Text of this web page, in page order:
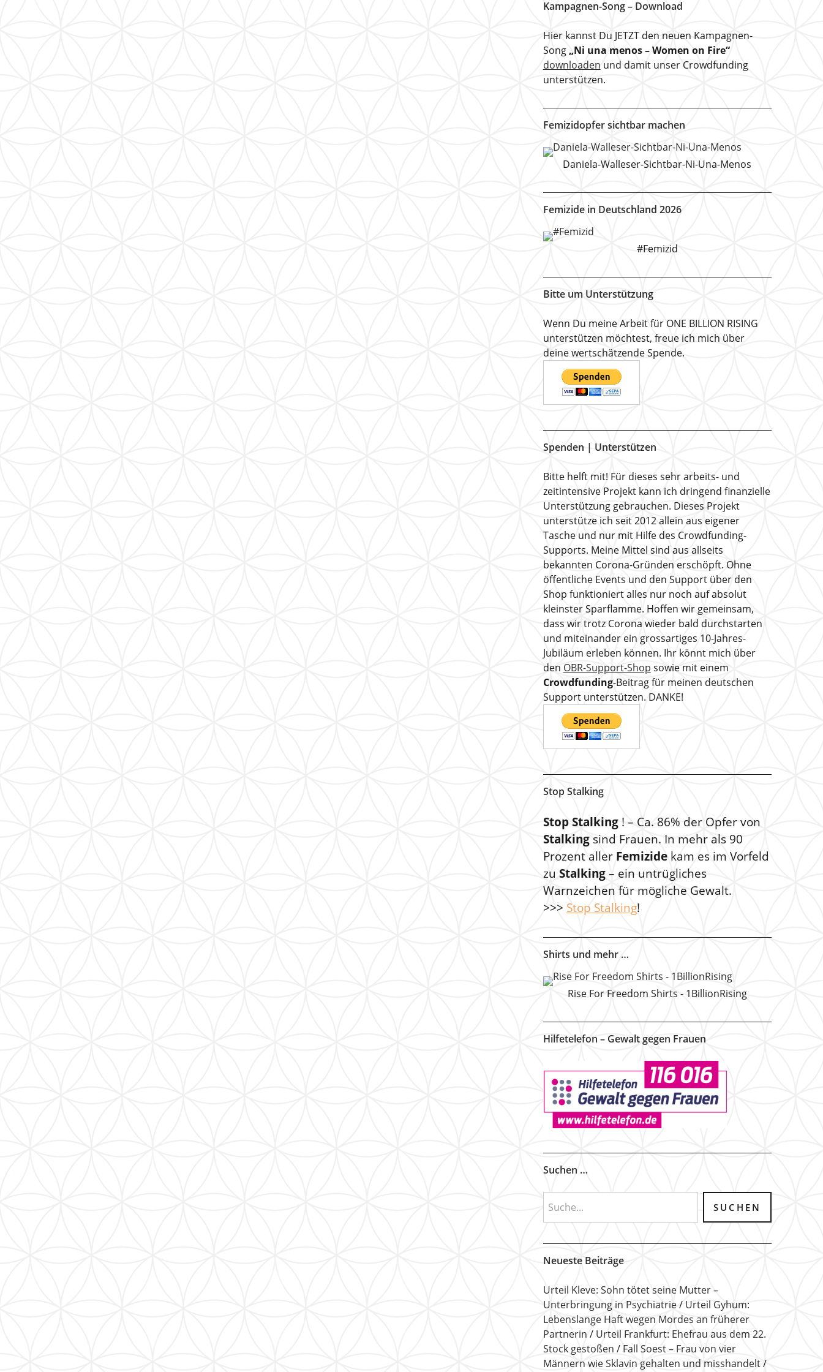
Kampagnen-Song – Download
Hier kannst Du JETZT den neuen Kampagnen-
Song„Ni una menos – Women on Fire“
downloaden und damit unser Crowdfunding
unterstützen.
Femizidopfer sichtbar machen
Daniela-Walleser-Sichtbar-Ni-Una-Menos
Femizide in Deutschland 2026
#Femizid
Bitte um Unterstützung
Wenn Du meine Arbeit für ONE BILLION RISING
unterstützen möchtest, freue ich mich über
deine wertschätzende Spende.
Spenden | Unterstützen
Bitte helft mit! Für dieses sehr arbeits- und
zeitintensive Projekt kann ich dringend finanzielle
Unterstützung gebrauchen. Dieses Projekt
unterstütze ich seit 2012 allein aus eigener
Tasche und nur mit Hilfe des Crowdfunding-
Supports. Meine Mittel sind aus allseits
bekannten Corona-Gründen erschöpft. Ohne
öffentliche Events und den Support über den
Shop funktioniert alles nur noch auf absolut
kleinster Sparflamme. Hoffen wir gemeinsam,
dass wir trotz Corona wieder bald durchstarten
und miteinander ein grossartiges 10-Jahres-
Jubiläum erleben können. Ihr könnt mich über
den OBR-Support-Shop sowie mit einem
Crowdfunding-Beitrag für meinen deutschen
Support unterstützen. DANKE!
Stop Stalking
Stop Stalking! – Ca. 86% der Opfer von
Stalkingsind Frauen. In mehr als 90
Prozent aller Femizidekam es im Vorfeld
zu Stalking– ein untrügliches
Warnzeichen für mögliche Gewalt.
>>> Stop Stalking!
Shirts und mehr …
Rise For Freedom Shirts - 1BillionRising
Hilfetelefon – Gewalt gegen Frauen
Suchen …
Neueste Beiträge
Urteil Kleve: Sohn tötet seine Mutter –
Unterbringung in Psychiatrie
Urteil Gyhum:
Lebenslange Haft wegen Mordes an früherer
Partnerin
Urteil Frankfurt: Ehefrau aus dem 22.
Stock gestoßen
Fall Soest – Frau von vier
Männern wie Sklavin gehalten und misshandelt